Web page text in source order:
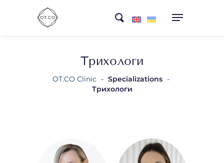
search
Трихологи
OT.CO Clinic - Specializations -
Трихологи